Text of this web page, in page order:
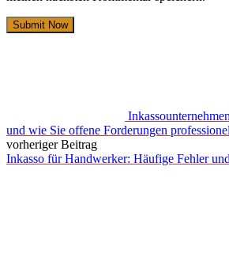
und wie Sie offene Forderungen
vorheriger Beitrag
Inkasso für Handwerker: Häufige Fehler